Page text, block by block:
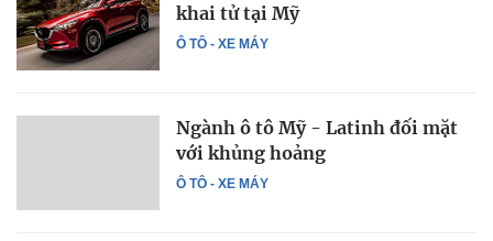
Ô TÔ - XE MÁY
khai tử tại Mỹ
Ô TÔ - XE MÁY
Ngành ô tô Mỹ - Latinh đối mặt
với khủng hoảng